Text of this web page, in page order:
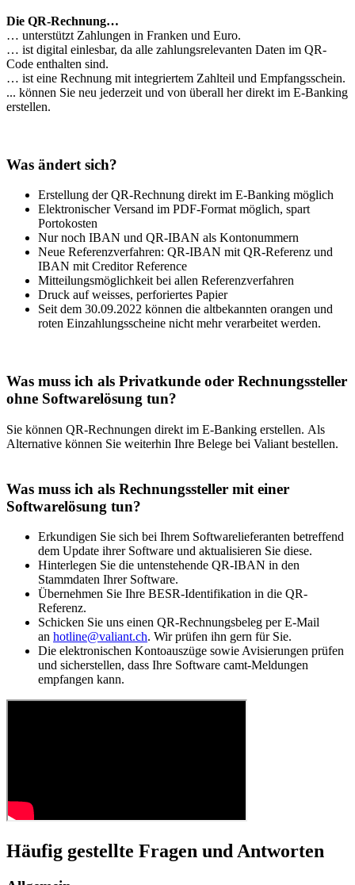
Die QR-Rechnung…
… unterstützt Zahlungen in Franken und Euro.
… ist digital einlesbar, da alle zahlungsrelevanten Daten im QR-
Code enthalten sind.
… ist eine Rechnung mit integriertem Zahlteil und Empfangsschein.
... können Sie neu jederzeit und von überall her direkt im E-Banking
erstellen.
Was ändert sich?
Erstellung der QR-Rechnung direkt im E-Banking möglich
Elektronischer Versand im PDF-Format möglich, spart
Portokosten
Nur noch IBAN und QR-IBAN als Kontonummern
Neue Referenzverfahren: QR-IBAN mit QR-Referenz und
IBAN mit Creditor Reference
Mitteilungsmöglichkeit bei allen Referenzverfahren
Druck auf weisses, perforiertes Papier
Seit dem 30.09.2022 können die altbekannten orangen und
roten Einzahlungsscheine nicht mehr verarbeitet werden.
Was muss ich als Privatkunde oder Rechnungssteller
ohne Softwarelösung tun?
Sie können QR-Rechnungen direkt im E-Banking erstellen. Als
Alternative können Sie weiterhin Ihre Belege bei Valiant bestellen.
Was muss ich als Rechnungssteller mit einer
Softwarelösung tun?
Erkundigen Sie sich bei Ihrem Softwarelieferanten betreffend
dem Update ihrer Software und aktualisieren Sie diese.
Hinterlegen Sie die untenstehende QR-IBAN in den
Stammdaten Ihrer Software.
Übernehmen Sie Ihre BESR-Identifikation in die QR-
Referenz.
Schicken Sie uns einen QR-Rechnungsbeleg per E-Mail
an hotline@valiant.ch. Wir prüfen ihn gern für Sie.
Die elektronischen Kontoauszüge sowie Avisierungen prüfen
und sicherstellen, dass Ihre Software camt-Meldungen
empfangen kann.
Häufig gestellte Fragen und Antworten